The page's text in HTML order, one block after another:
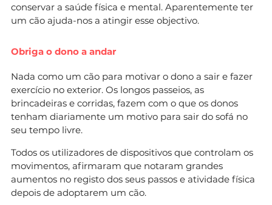
conservar a saúde física e mental. Aparentemente ter
um cão ajuda-nos a atingir esse objectivo.
Obriga o dono a andar
Nada como um cão para motivar o dono a sair e fazer
exercício no exterior. Os longos passeios, as
brincadeiras e corridas, fazem com o que os donos
tenham diariamente um motivo para sair do sofá no
seu tempo livre.
Todos os utilizadores de dispositivos que controlam os
movimentos, afirmaram que notaram grandes
aumentos no registo dos seus passos e atividade física
depois de adoptarem um cão.